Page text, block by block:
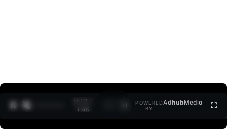
0:12 /
1:40
POWERED
BY
AdhubMedia